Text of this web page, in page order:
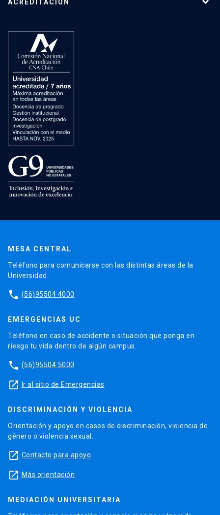
ACREDITACIÓN
MESA CENTRAL
Teléfono para comunicarse con las distintas áreas de la
Universidad.
phone (56)95504 4000
EMERGENCIAS UC
Teléfono en caso de accidente o situación que ponga en
riesgo tu vida dentro de algún campus.
phone (56)95504 5000
launch Ir al sitio de Emergencias
DISCRIMINACIÓN Y VIOLENCIA
Orientación y apoyo en casos de discriminación, violencia de
género o violencia sexual.
launch Contacto para apoyo
launch Más orientación
MEDIACIÓN UNIVERSITARIA